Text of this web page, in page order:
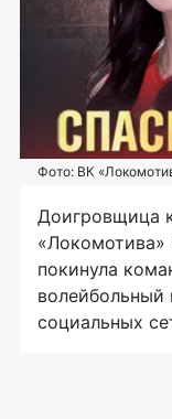
Фото: ВК
Доигровщица
«Локомотива»
покинула
волейбольный
социальных